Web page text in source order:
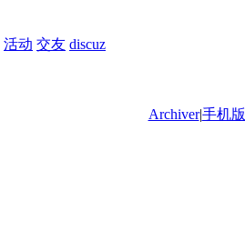
活动 交友 discuz
Archiver|手机版